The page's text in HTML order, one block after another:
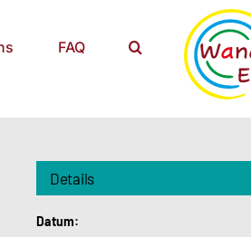
FAQ
Details
Datum: